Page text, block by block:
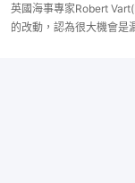
英國海事專家Robert
的改動，認為很大機會是